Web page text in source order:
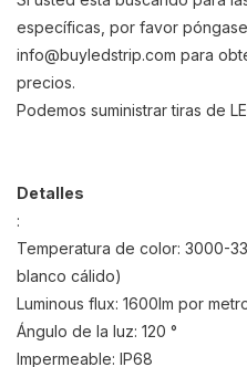
específicas, por favor
info@buyledstrip.com para
precios.
Podemos suministrar tiras de
Detalles
:
Temperatura de color: 3000-
blanco cálido)
Luminous flux: 1600lm por
Ángulo de la luz: 120 °
Impermeable: IP68